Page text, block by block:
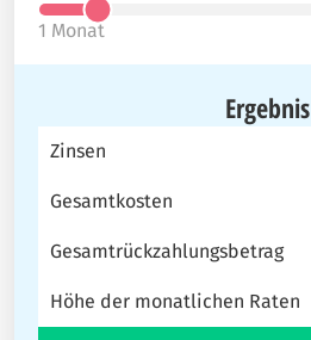
1 Monat
Ergebnis
Zinsen
Gesamtkosten
Gesamtrückzahlungsbetrag
Höhe der monatlichen Raten